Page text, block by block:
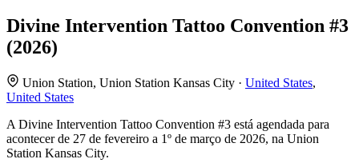
Divine Intervention Tattoo Convention #3
(2026)
Union Station, Union Station Kansas City · United States,
United States
A Divine Intervention Tattoo Convention #3 está agendada para
acontecer de 27 de fevereiro a 1º de março de 2026, na Union
Station Kansas City.